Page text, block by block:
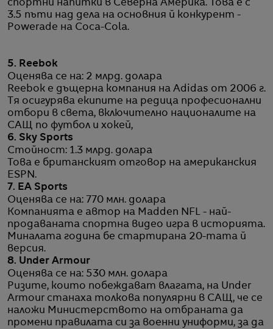
спортни напитки в Северна Америка. Това е с
3.5 пъти над дела на основния й конкурент -
Powerade на Coca-Cola.
5. Reebok
Оценява се на: 2 млрд. долара
Reebok е дъщерна компания на Adidas от 2006 г.
Тя осигурява екипите на редица професионални
отбори в света, включително националите на
САЩ по футбол и хокей,
6. Sky Sports
Стойност: 1.3 млрд. долара
Това е британският отговор на американския
ESPN.
7. EA Sports
Оценява се на: 770 млн. долара
Компанията е автор на Madden NFL - най-
продаваната спортна видео игра в историята.
Миналата година бе стартирана 20-тата й
версия.
8. Under Armour
Оценява се на: 530 млн. долара
Ризите, които побеждават влагата, на Under
Armour станаха толкова популярни в САЩ, че се
наложи Министерството на отбраната да
промени правилата си за военни униформи, за да